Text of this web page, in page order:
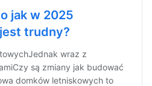
jak w 2025
trudny?
wraz z
są zmiany jak budować
domków letniskowych to